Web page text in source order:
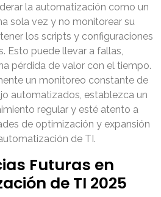
la automatización como un
sola vez y no monitorear su
los scripts y configuraciones
Esto puede llevar a fallas,
pérdida de valor con el tiempo.
un monitoreo constante de
automatizados, establezca un
regular y esté atento a
de optimización y expansión
de TI.
Futuras en
de TI 2025